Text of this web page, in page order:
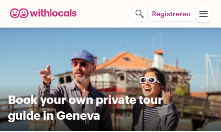
Registreren
Book your own private tour
guide in Geneva